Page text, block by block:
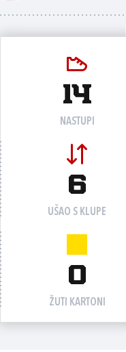
14
NASTUPI
6
UŠAO S KLUPE
0
ŽUTI KARTONI